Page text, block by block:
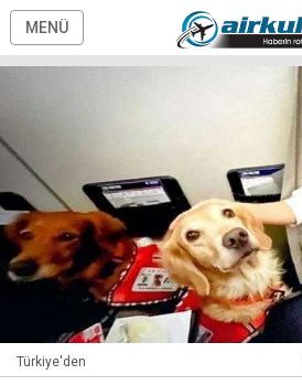
MENÜ
Türkiye'den